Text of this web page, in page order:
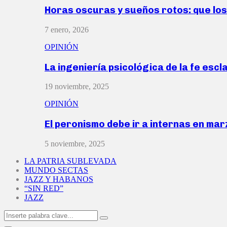
Horas oscuras y sueños rotos: que
7 enero, 2026
OPINIÓN
La ingeniería psicológica de la fe
19 noviembre, 2025
OPINIÓN
El peronismo debe ir a internas en
5 noviembre, 2025
LA PATRIA SUBLEVADA
MUNDO SECTAS
JAZZ Y HABANOS
“SIN RED”
JAZZ
Search
for:
Search